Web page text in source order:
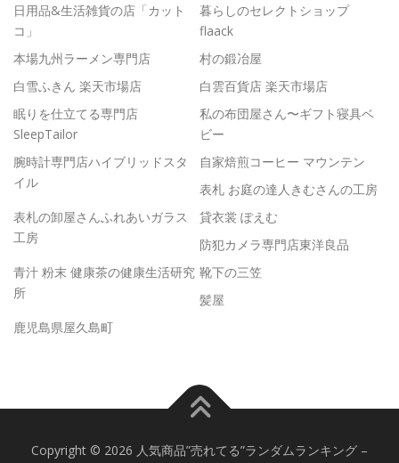
日用品&生活雑貨の店「カット
コ」
暮らしのセレクトショップ
flaack
本場九州ラーメン専門店
村の鍛冶屋
白雪ふきん 楽天市場店
白雲百貨店 楽天市場店
眠りを仕立てる専門店
SleepTailor
私の布団屋さん〜ギフト寝具ベ
ビー
腕時計専門店ハイブリッドスタ
イル
自家焙煎コーヒー マウンテン
表札 お庭の達人きむさんの工房
表札の卸屋さんふれあいガラス
工房
貸衣裳 ぽえむ
防犯カメラ専門店東洋良品
青汁 粉末 健康茶の健康生活研究
所
靴下の三笠
髪屋
鹿児島県屋久島町
Copyright © 2026 人気商品”売れてる”ランダムランキング –